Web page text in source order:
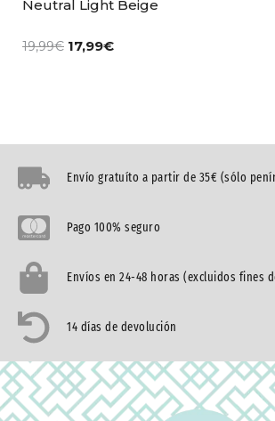
Neutral Light Beige
19,99€ 17,99€
Envío gratuíto a partir de 35€ (sólo
Pago 100% seguro
Envíos en 24-48 horas (excluidos fines
14 días de devolución